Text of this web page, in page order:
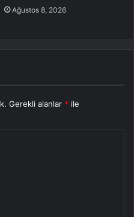
Ağustos 8, 2026
Gerekli alanlar * ile